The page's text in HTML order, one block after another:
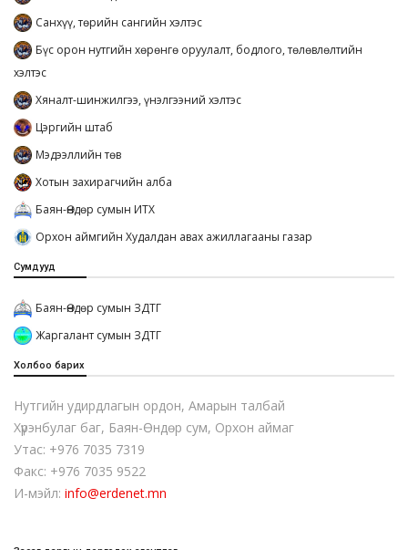
Санхүү, төрийн сангийн хэлтэс
Бүс орон нутгийн хөрөнгө оруулалт, бодлого, төлөвлөлтийн
хэлтэс
Хяналт-шинжилгээ, үнэлгээний хэлтэс
Цэргийн штаб
Мэдээллийн төв
Хотын захирагчийн алба
Баян-Өндөр сумын ИТХ
Орхон аймгийн Худалдан авах ажиллагааны газар
Сумдууд
Баян-Өндөр сумын ЗДТГ
Жаргалант сумын ЗДТГ
Холбоо барих
Нутгийн удирдлагын ордон, Амарын талбай
Хүрэнбулаг баг, Баян-Өндөр сум, Орхон аймаг
Утас: +976 7035 7319
Факс: +976 7035 9522
И-мэйл: info@erdenet.mn